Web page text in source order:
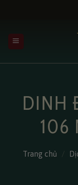
dung
DINH
106
Trang chủ /